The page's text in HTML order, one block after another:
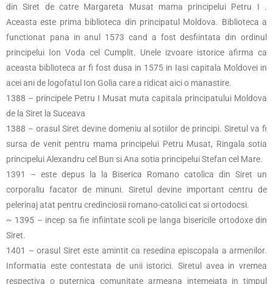
din Siret de catre Margareta Musat mama principelui Petru I .
Aceasta este prima biblioteca din principatul Moldova. Biblioteca a
functionat pana in anul 1573 cand a fost desfiintata din ordinul
principelui Ion Voda cel Cumplit. Unele izvoare istorice afirma ca
aceasta biblioteca ar fi fost dusa in 1575 in Iasi capitala Moldovei in
acei ani de logofatul Ion Golia care a ridicat aici o manastire.
1388 – principele Petru I Musat muta capitala principatului Moldova
de la Siret la Suceava
1388 – orasul Siret devine domeniu al sotiilor de principi. Siretul va fi
sursa de venit pentru mama principelui Petru Musat, Ringala sotia
principelui Alexandru cel Bun si Ana sotia principelui Stefan cel Mare.
1391 – este depus la la Biserica Romano catolica din Siret un
corporaliu facator de minuni. Siretul devine important centru de
pelerinaj atat pentru credinciosii romano-catolici cat si ortodocsi.
~ 1395 – incep sa fie infiintate scoli pe langa bisericile ortodoxe din
Siret.
1401 – orasul Siret este amintit ca resedina episcopala a armenilor.
Informatia este contestata de unii istorici. Siretul avea in vremea
respectiva o puternica comunitate armeana intemeiata in timpul